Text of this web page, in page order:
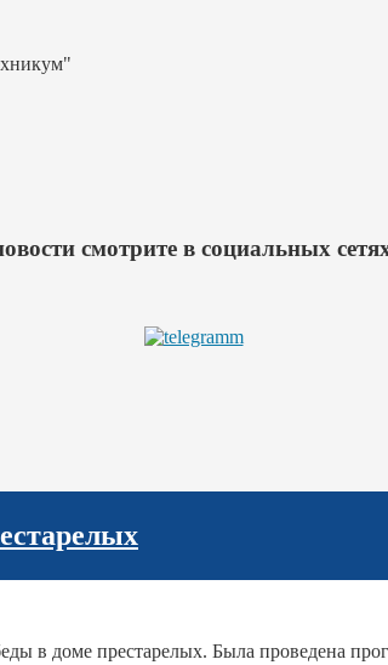
смотрите в социальных
в доме престарелых. Была проведена